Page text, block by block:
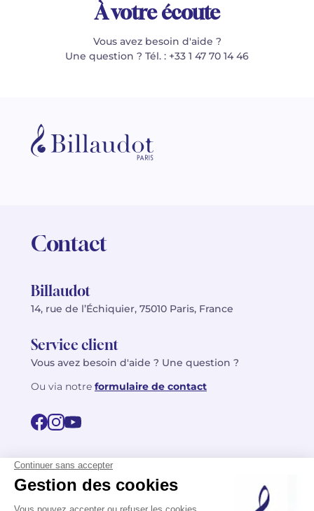
À votre écoute
Vous avez besoin d'aide ?
Une question ? Tél. : +33 1 47 70 14 46
Contact
Billaudot
14, rue de l’Échiquier, 75010 Paris, France
Service client
Vous avez besoin d'aide ? Une question ?
Ou via notre formulaire de contact
© 2026 Billaudot Paris. Tous droits réservés